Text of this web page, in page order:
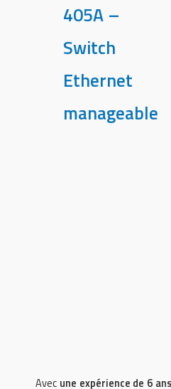
405A –
Switch
Ethernet
manageable
Avec une expérience de 6